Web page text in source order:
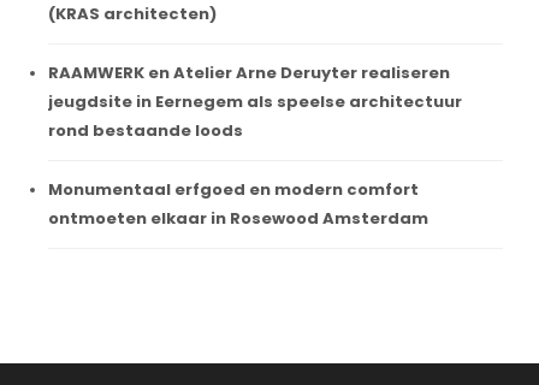
(KRAS architecten)
RAAMWERK en Atelier Arne Deruyter realiseren
jeugdsite in Eernegem als speelse architectuur
rond bestaande loods
Monumentaal erfgoed en modern comfort
ontmoeten elkaar in Rosewood Amsterdam